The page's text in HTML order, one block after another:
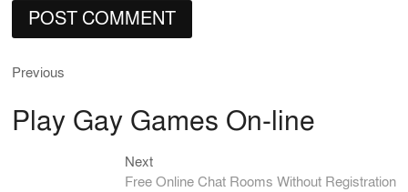
Post
navigation
Previous
Play Gay Games On-line
NextNext
post:
Free Online Chat Rooms Without Registration